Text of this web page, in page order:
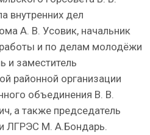
внутренних дел
А. В. Усовик, начальник
и по делам молодёжи
и заместитель
районной организации
объединения В. В.
а также председатель
ЛГРЭС М. А.Бондарь.